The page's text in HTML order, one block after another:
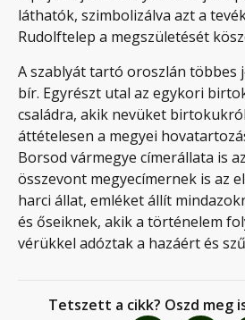
láthatók, szimbolizálva azt a
Rudolftelep a megszületését
A szablyát tartó oroszlán többes
bír. Egyrészt utal az egykori
családra, akik nevüket
áttételesen a megyei
Borsod vármegye címerállata is
összevont megyecímernek is az
harci állat, emléket állít
és őseiknek, akik a történelem
vérükkel adóztak a hazáért és
Tetszett a cikk? Oszd meg